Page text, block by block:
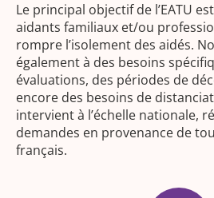
Le principal objectif de l’EATU
aidants familiaux et/ou
rompre l’isolement des aidés.
également à des besoins
évaluations, des périodes de
encore des besoins de
intervient à l’échelle nationale,
demandes en provenance de
français.